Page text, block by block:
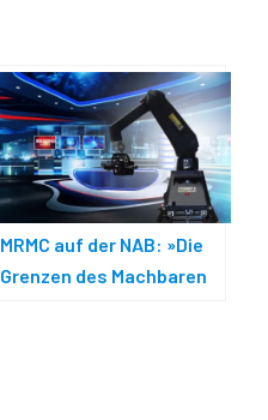
MRMC auf der NAB: »Die
Grenzen des Machbaren